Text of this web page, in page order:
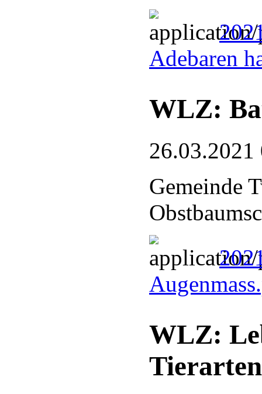
Adebaren
WLZ:
26.03.2021
Gemeinde
WLZ:
Tierarten